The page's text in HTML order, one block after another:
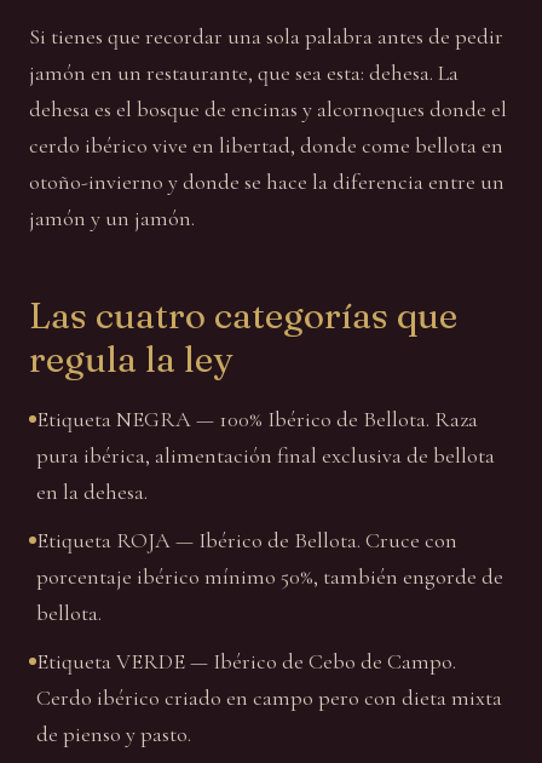
Si tienes que recordar una sola palabra antes de pedir
jamón en un restaurante, que sea esta: dehesa. La
dehesa es el bosque de encinas y alcornoques donde el
cerdo ibérico vive en libertad, donde come bellota en
otoño-invierno y donde se hace la diferencia entre un
jamón y un jamón.
Las cuatro categorías que
regula la ley
Etiqueta NEGRA — 100% Ibérico de Bellota. Raza
pura ibérica, alimentación final exclusiva de bellota
en la dehesa.
Etiqueta ROJA — Ibérico de Bellota. Cruce con
porcentaje ibérico mínimo 50%, también engorde de
bellota.
Etiqueta VERDE — Ibérico de Cebo de Campo.
Cerdo ibérico criado en campo pero con dieta mixta
de pienso y pasto.